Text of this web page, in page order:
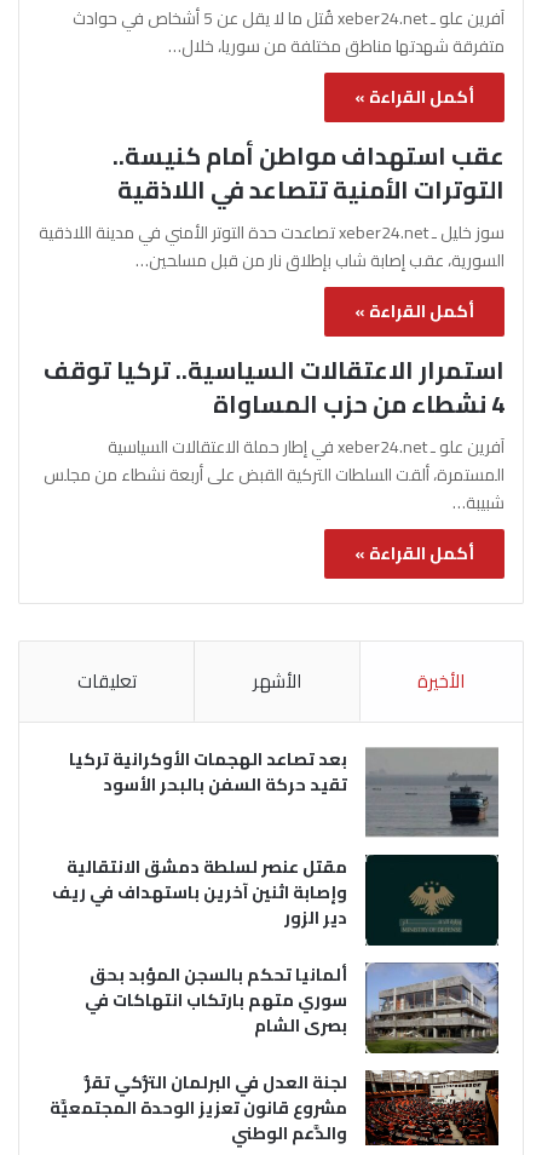
آفرين علو ـ xeber24.net قُتل ما لا يقل عن 5 أشخاص في حوادث
متفرقة شهدتها مناطق مختلفة من سوريا، خلال…
أكمل القراءة »
عقب استهداف مواطن أمام كنيسة..
التوترات الأمنية تتصاعد في اللاذقية
سوز خليل ـ xeber24.net تصاعدت حدة التوتر الأمني في مدينة اللاذقية
السورية، عقب إصابة شاب بإطلاق نار من قبل مسلحين…
أكمل القراءة »
استمرار الاعتقالات السياسية.. تركيا توقف
4 نشطاء من حزب المساواة
آفرين علو ـ xeber24.net في إطار حملة الاعتقالات السياسية
المستمرة، ألقت السلطات التركية القبض على أربعة نشطاء من مجلس
شبيبة…
أكمل القراءة »
الأخيرة الأشهر تعليقات
بعد تصاعد الهجمات الأوكرانية تركيا
تقيد حركة السفن بالبحر الأسود
مقتل عنصر لسلطة دمشق الانتقالية
وإصابة اثنين آخرين باستهداف في ريف
دير الزور
ألمانيا تحكم بالسجن المؤبد بحق
سوري متهم بارتكاب انتهاكات في
بصرى الشام
لجنة العدل في البرلمان التُّركي تقرُّ
مشروع قانون تعزيز الوحدة المجتمعيَّة
والدَّعم الوطني